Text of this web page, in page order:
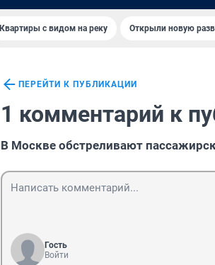
Квартиры с видом на реку Открыли новую
ПЕРЕЙТИ К ПУБЛИКАЦИИ
1 комментарий к
В Москве обстреливают
Гость
Войти